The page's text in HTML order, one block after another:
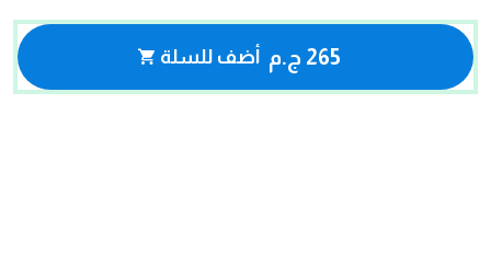
265 ج.م أضف للسلة